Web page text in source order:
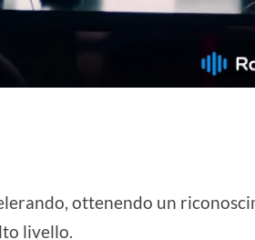
ottenendo un
livello.